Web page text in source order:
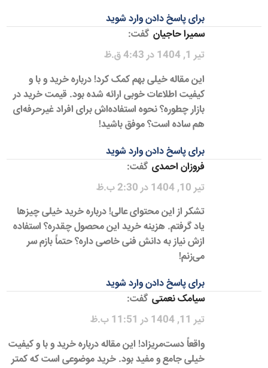
برای پاسخ دادن وارد شوید
سمیرا حاجیان گفت:
تیر 1, 1404 در 4:43 ق.ظ
این مقاله خیلی بهم کمک کرد! درباره خرید و با و
کیفیت اطلاعات خوبی ارائه شده بود. قیمت خرید در
بازار چطوره؟ نحوه استفاده‌اش برای افراد غیرحرفه‌ای
هم ساده است؟ موفق باشید!
برای پاسخ دادن وارد شوید
فروزان احمدی گفت:
تیر 10, 1404 در 2:30 ب.ظ
تشکر از این محتوای عالی! درباره خرید خیلی چیزها
یاد گرفتم. هزینه خرید این محصول چقدره؟ استفاده
ازش نیاز به دانش فنی خاصی داره؟ حتماً بازم سر
می‌زنم!
برای پاسخ دادن وارد شوید
سیامک نعمتی گفت:
تیر 11, 1404 در 11:51 ب.ظ
واقعاً دست‌مریزاد! این مقاله درباره خرید و با و کیفیت
خیلی جامع و مفید بود. خرید موضوعی است که کمتر